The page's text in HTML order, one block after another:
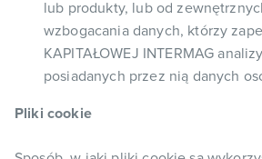
lub produkty, lub od
wzbogacania danych, którzy
KAPITAŁOWEJ INTERMAG
posiadanych przez nią danych
Pliki cookie